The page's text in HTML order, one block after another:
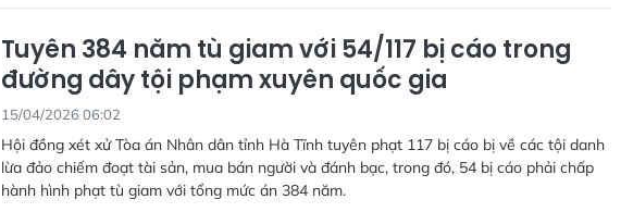
Tuyên 384 năm tù giam với 54/117 bị cáo trong
đường dây tội phạm xuyên quốc gia
15/04/2026 06:02
Hội đồng xét xử Tòa án Nhân dân tỉnh Hà Tĩnh tuyên phạt 117 bị cáo bị về các tội danh
lừa đảo chiếm đoạt tài sản, mua bán người và đánh bạc, trong đó, 54 bị cáo phải chấp
hành hình phạt tù giam với tổng mức án 384 năm.